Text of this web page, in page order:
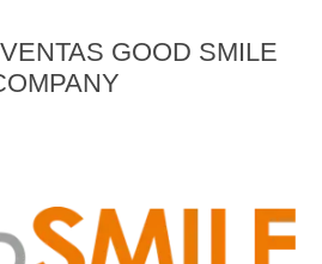
GOOD SMILE